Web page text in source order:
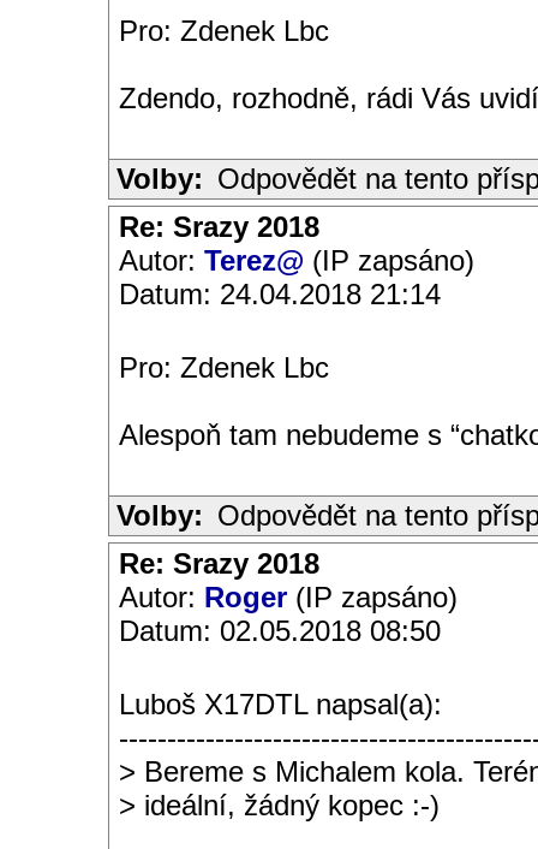
Pro: Zdenek Lbc
Zdendo, rozhodně, rádi Vás
Volby: Odpovědět na tento
Re: Srazy 2018
Autor: Terez@ (IP zapsáno)
Datum: 24.04.2018 21:14
Pro: Zdenek Lbc
Alespoň tam nebudeme s
Volby: Odpovědět na tento
Re: Srazy 2018
Autor: Roger (IP zapsáno)
Datum: 02.05.2018 08:50
Luboš X17DTL napsal(a):
> Bereme s Michalem kola.
> ideální, žádný kopec :-)